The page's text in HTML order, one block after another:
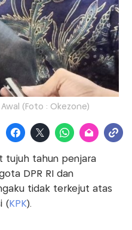
(Foto : Okezone)
tujuh tahun penjara
DPR RI dan
tidak terkejut atas
( KPK).